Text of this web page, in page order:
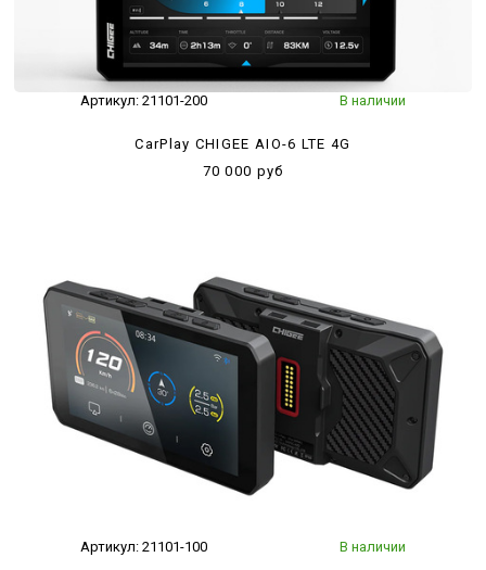
Артикул: 21101-200 В наличии
CarPlay CHIGEE AIO-6 LTE 4G
70 000 руб
Артикул: 21101-100 В наличии